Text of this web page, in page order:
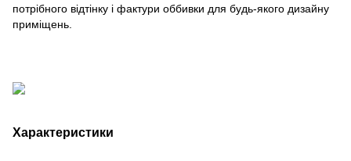
потрібного відтінку і фактури оббивки для будь-якого дизайну
приміщень.
Характеристики